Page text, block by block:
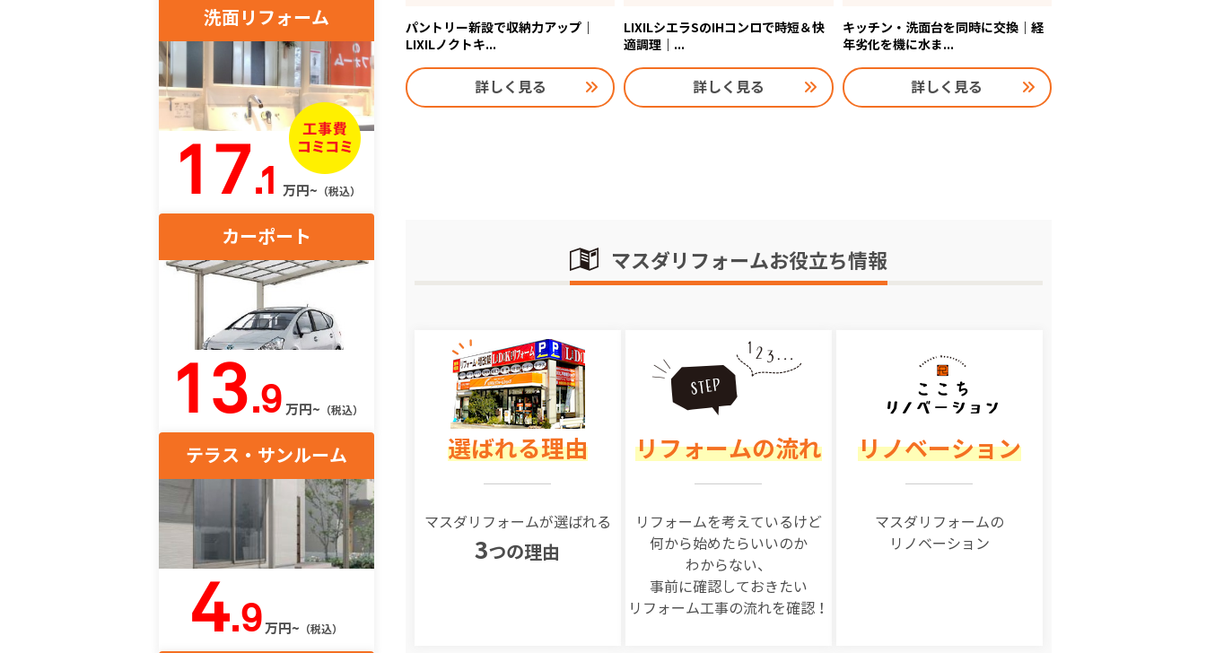
パントリー新設で収納力アップ｜
LIXILノクトキ...
詳しく見る
LIXILシエラSのIHコンロで時短＆快
適調理｜...
詳しく見る
キッチン・洗面台を同時に交換｜経
年劣化を機に水ま...
詳しく見る
マスダリフォームお役立ち情報
選ばれる理由
マスダリフォームが選ばれる
3つの理由
リフォームの流れ
リフォームを考えているけど
何から始めたらいいのか
わからない、
事前に確認しておきたい
リフォーム工事の流れを確認！
リノベーション
マスダリフォームの
リノベーション
洗面リフォーム
17.1 万円~ （税込）
カーポート
13.9 万円~ （税込）
テラス・サンルーム
4.9万円~ （税込）